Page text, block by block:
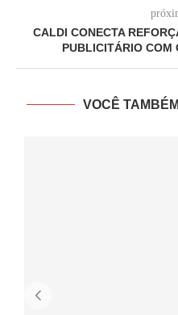
CALDI CONECTA
PUBLICITÁRIO COM
VOCÊ